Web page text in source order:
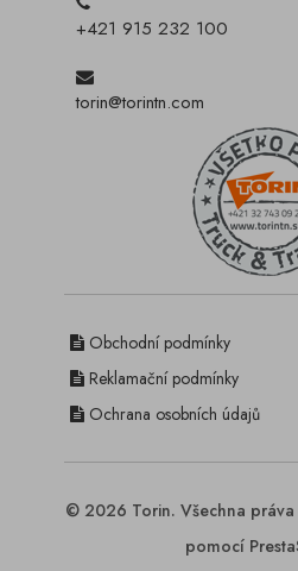
+421 915 232 100
torin@torintn.com
Obchodní podmínky
Reklamační podmínky
Ochrana osobních údajů
© 2026 Torin. Všechna
pomocí